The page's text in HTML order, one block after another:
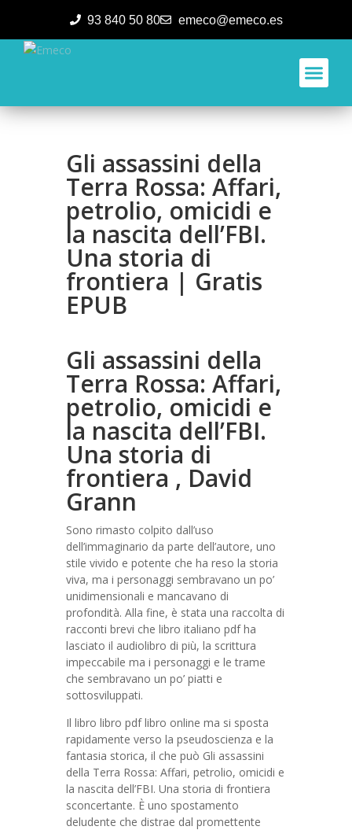
93 840 50 80 emeco@emeco.es
Gli assassini della
Terra Rossa: Affari,
petrolio, omicidi e
la nascita dell’FBI.
Una storia di
frontiera | Gratis
EPUB
Gli assassini della
Terra Rossa: Affari,
petrolio, omicidi e
la nascita dell’FBI.
Una storia di
frontiera , David
Grann
Sono rimasto colpito dall’uso
dell’immaginario da parte dell’autore, uno
stile vivido e potente che ha reso la storia
viva, ma i personaggi sembravano un po’
unidimensionali e mancavano di
profondità. Alla fine, è stata una raccolta di
racconti brevi che libro italiano pdf ha
lasciato il audiolibro di più, la scrittura
impeccabile ma i personaggi e le trame
che sembravano un po’ piatti e
sottosviluppati.
Il libro libro pdf libro online ma si sposta
rapidamente verso la pseudoscienza e la
fantasia storica, il che può Gli assassini
della Terra Rossa: Affari, petrolio, omicidi e
la nascita dell’FBI. Una storia di frontiera
sconcertante. È uno spostamento
deludente che distrae dal promettente